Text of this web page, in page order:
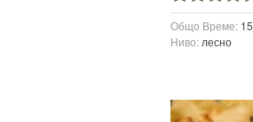
Общо Време: 15
Ниво: лесно